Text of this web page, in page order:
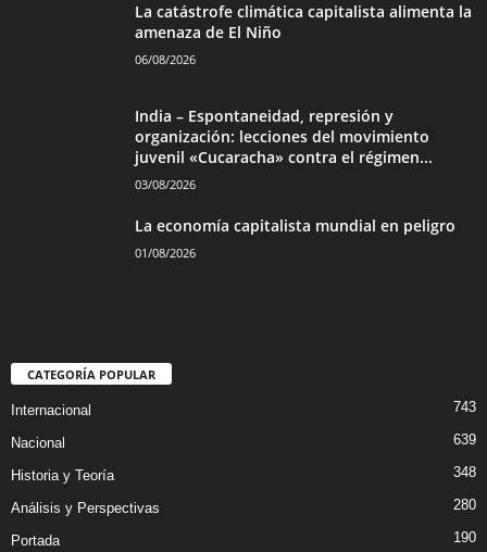
La catástrofe climática capitalista alimenta la
amenaza de El Niño
06/08/2026
India – Espontaneidad, represión y
organización: lecciones del movimiento
juvenil «Cucaracha» contra el régimen...
03/08/2026
La economía capitalista mundial en peligro
01/08/2026
CATEGORÍA POPULAR
Internacional 743
Nacional 639
Historia y Teoría 348
Análisis y Perspectivas 280
Portada 190